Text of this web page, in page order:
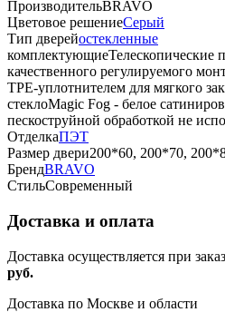
ПроизводительBRAVO
Цветовое решениеСерый
Тип дверейостекленные
комплектующиеТелескопические
качественного регулируемого
TPE-уплотнителем для мягкого
стеклоMagic Fog - белое
пескоструйной обработкой не
ОтделкаПЭТ
Размер двери200*60, 200*70,
БрендBRAVO
СтильСовременный
Доставка и оплата
Доставка осуществляется при
руб.
Доставка по Москве и области